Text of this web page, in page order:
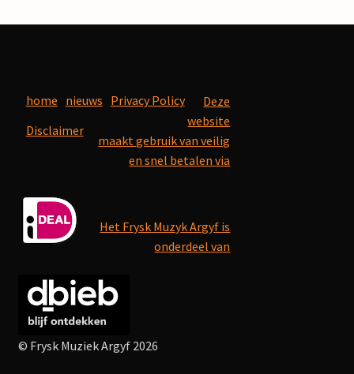
home nieuws Privacy Policy
Disclaimer
Deze
website
maakt gebruik van veilig
en snel betalen via
Het Frysk Muzyk Argyf is
onderdeel van
© Frysk Muziek Argyf 2026